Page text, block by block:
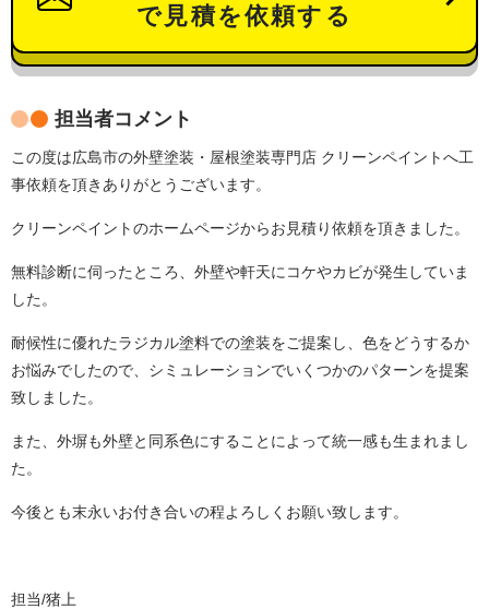
で見積を依頼する
担当者コメント
この度は広島市の外壁塗装・屋根塗装専門店 クリーンペイントへ工
事依頼を頂きありがとうございます。
クリーンペイントのホームページからお見積り依頼を頂きました。
無料診断に伺ったところ、外壁や軒天にコケやカビが発生していま
した。
耐候性に優れたラジカル塗料での塗装をご提案し、 色をどうするか
お悩みでしたので、シミュレーションでいくつかのパターンを提案
致しました。
また、外塀も外壁と同系色にすることによって統一感も生まれまし
た。
今後とも末永いお付き合いの程よろしくお願い致します。
担当/猪上